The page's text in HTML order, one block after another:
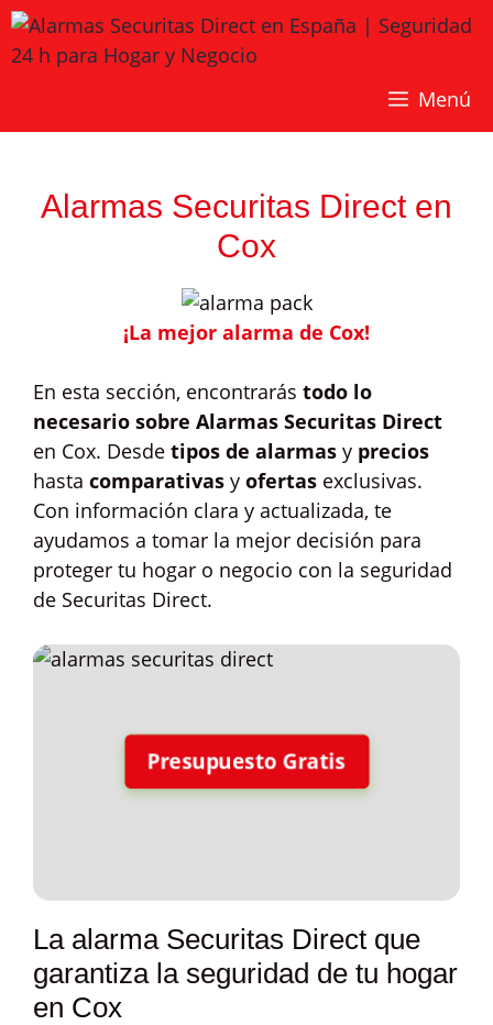
Saltar
al
contenido
Menú
Alarmas Securitas Direct en
Cox
¡La mejor alarma de Cox!
En esta sección, encontrarás todo lo
necesario sobre Alarmas Securitas Direct
en Cox. Desde tipos de alarmas y precios
hasta comparativas y ofertas exclusivas.
Con información clara y actualizada, te
ayudamos a tomar la mejor decisión para
proteger tu hogar o negocio con la seguridad
de Securitas Direct.
Presupuesto Gratis
La alarma Securitas Direct que
garantiza la seguridad de tu hogar
en Cox